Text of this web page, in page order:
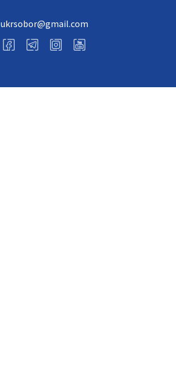
ukrsobor@gmail.com